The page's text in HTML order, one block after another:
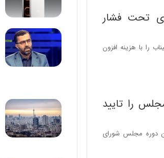
تحت فشار
را با هزینه افزون
را تایید
دوره مجلس شورای
ا
م
ج
د
ی
د
ر
ا
ن‌
خ